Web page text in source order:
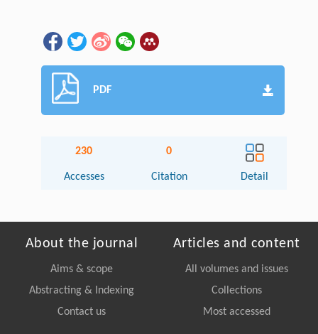
PDF
230
Accesses
0
Citation Detail
About the journal
Aims & scope
Abstracting & Indexing
Contact us
Articles and content
All volumes and issues
Collections
Most accessed